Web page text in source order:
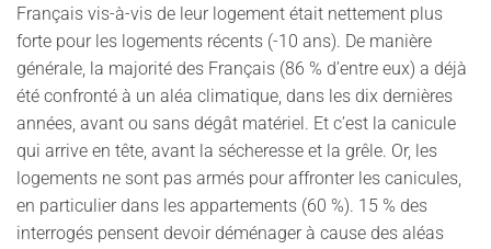
Français vis-à-vis de leur logement était nettement plus
forte pour les logements récents (-10 ans). De manière
générale, la majorité des Français (86 % d’entre eux) a déjà
été confronté à un aléa climatique, dans les dix dernières
années, avant ou sans dégât matériel. Et c’est la canicule
qui arrive en tête, avant la sécheresse et la grêle. Or, les
logements ne sont pas armés pour affronter les canicules,
en particulier dans les appartements (60 %). 15 % des
interrogés pensent devoir déménager à cause des aléas